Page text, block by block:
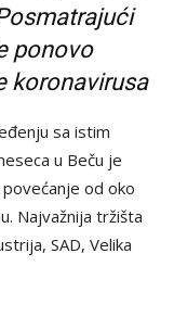
ponovo
koronavirusa
sa istim
u Beču je
od oko
Najvažnija tržišta
SAD, Velika